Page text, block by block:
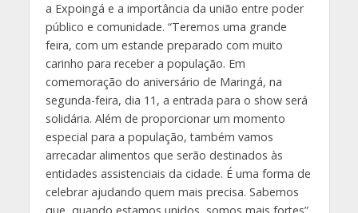
a Expoingá e a importância da união entre poder
público e comunidade. “Teremos uma grande
feira, com um estande preparado com muito
carinho para receber a população. Em
comemoração do aniversário de Maringá, na
segunda-feira, dia 11, a entrada para o show será
solidária. Além de proporcionar um momento
especial para a população, também vamos
arrecadar alimentos que serão destinados às
entidades assistenciais da cidade. É uma forma de
celebrar ajudando quem mais precisa. Sabemos
que, quando estamos unidos, somos mais fortes”,